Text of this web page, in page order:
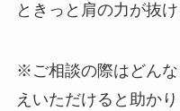
ときっと肩の力が抜
※ご相談の際はどん
えいただけると助か